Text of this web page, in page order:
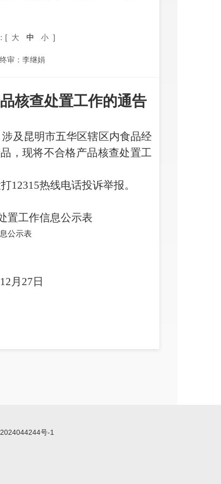
[ 大 中 小 ]
终审：李继娟
核查处置工作的通告
及昆明市五华区辖区内食品经
，现将不合格产品核查处置工
12315热线电话投诉举报。
置工作信息公示表
公示表
12月 27 日
号-1